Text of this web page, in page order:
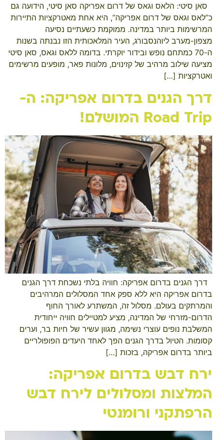
​ ​ סאן סיטי: הלאס וגאס של דרום אפריקה סאן סיטי, הידועה גם
כ”לאס וגאס של דרום אפריקה”, היא אחת מאטרקציות התיירות
המרשימות ביותר במדינה. ממוקמת כשעתיים נסיעה
מצפון-מערב ליוהנסבורג, העיר המלאכותית הזו נבנתה בשנות
ה-70 כמתחם נופש ובידור יוקרתי. בדומה ללאס וגאס, סאן סיטי
מציעה שילוב מרהיב של קזינוים, מלונות פאר, מופעים מרשימים
ואטרקציות […]
דרך הגנים בדרום אפריקה: ה-
Road Trip המושלם!
​ ​ דרך הגנים בדרום אפריקה: חוויה בלתי נשכחת דרך הגנים
בדרום אפריקה היא ללא ספק אחד המסלולים המרהיבים
והמרתקים בעולם. מסלול זה, המשתרע לאורך החוף
הדרום-מזרחי של המדינה, מציע למטיילים חוויה ייחודית
המשלבת נופים עוצרי נשימה, מגוון עשיר של חיות בר, וערים
קסומות. הטיול בדרך הגנים הפך לאחד היעדים הפופולריים
ביותר בדרום אפריקה, בזכות […]
ירח דבש בדרום אפריקה:
המלצות ומסלולים לירח דבש
הרפתקני ורומנטי